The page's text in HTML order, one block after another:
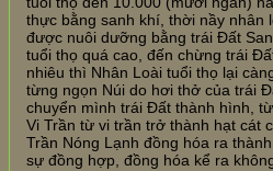
thực bằng sanh khí, thời nầy nhân
được nuôi dưỡng bằng trái Đất
tuổi thọ quá cao, đến chừng trái
nhiêu thì Nhân Loài tuổi thọ lại
từng ngọn Núi do hơi thở của trái
chuyển mình trái Đất thành hình,
Vi Trần từ vi trần trở thành hạt cát
Trần Nóng Lạnh đồng hóa ra
sự đồng hợp, đồng hóa kể ra